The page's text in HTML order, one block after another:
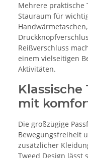
Mehrere praktische
Stauraum für
Reißverschluss
einem vielseitigen
Aktivitäten.
Klassische
mit
Die großzügige
Bewegungsfreiheit
zusätzlicher
Tweed Design lässt